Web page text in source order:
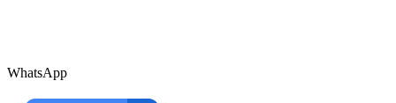
WhatsApp